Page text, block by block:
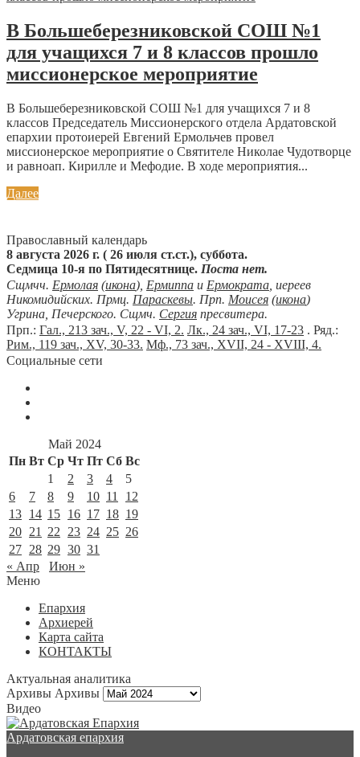
В Большеберезниковской СОШ №1
для учащихся 7 и 8 классов прошло
миссионерское мероприятие
В Большеберезниковской СОШ №1 для учащихся 7 и 8
классов Председатель Миссионерского отдела Ардатовской
епархии протоиерей Евгений Ермольчев провел
миссионерское мероприятие о Святителе Николае Чудотворце
и равноап. Кирилле и Мефодие. В ходе мероприятия...
Далее
Православный календарь
8 августа 2026 г. ( 26 июля ст.ст.), суббота.
Седмица 10-я по Пятидесятнице. Поста нет.
Сщмчч. Ермолая (икона), Ермиппа и Ермократа , иереев
Никомидийских. Прмц. Параскевы. Прп. Моисея (икона)
Угрина, Печерского. Сщмч. Сергия пресвитера.
Прп.: Гал., 213 зач., V, 22 - VI, 2. Лк., 24 зач., VI, 17-23 . Ряд.:
Рим., 119 зач., XV, 30-33. Мф., 73 зач., XVII, 24 - XVIII, 4.
Социальные сети
Май 2024
Пн Вт Ср Чт Пт Сб Вс
1
2 3 4
5
6
7 8 9 10 11
12
13 14 15 16 17 18 19
20 21 22 23 24 25 26
27 28 29 30 31
« Апр
Июн »
Меню
Епархия
Архиерей
Карта сайта
КОНТАКТЫ
Актуальная аналитика
Архивы Архивы
Видео
Ардатовская епархия